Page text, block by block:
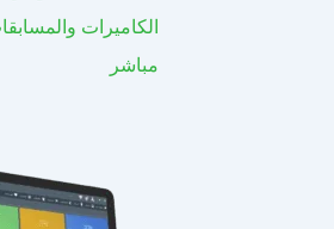
الكاميرات
مباشر